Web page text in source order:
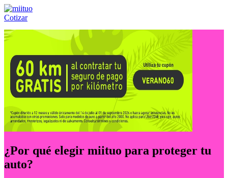
Cotizar
Llámanos al:(55) 84-21-05-00 ó
¿Por qué elegir miituo para proteger tu
auto?